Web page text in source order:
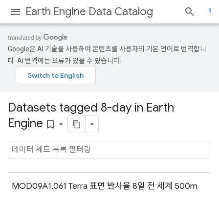
Earth Engine Data Catalog
Google은 AI 기술을 사용하여 콘텐츠를 사용자의 기본 언어로 번역합니
다. AI 번역에는 오류가 있을 수 있습니다.
Datasets tagged 8-day in Earth
Engine bookmark_border
MOD09A1.061 Terra 표면 반사율 8일 전 세계 500m